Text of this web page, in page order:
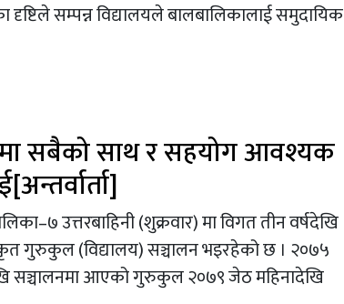
सम्पन्न विद्यालयले बालबालिकालाई समुदायिक
सबैको साथ र सहयोग आवश्यक
उत्तरबाहिनी (शुक्रवार) मा विगत तीन वर्षदेखि
गुरुकुल (विद्यालय) सञ्चालन भइरहेको छ । २०७५
सञ्चालनमा आएको गुरुकुल २०७९ जेठ महिनादेखि